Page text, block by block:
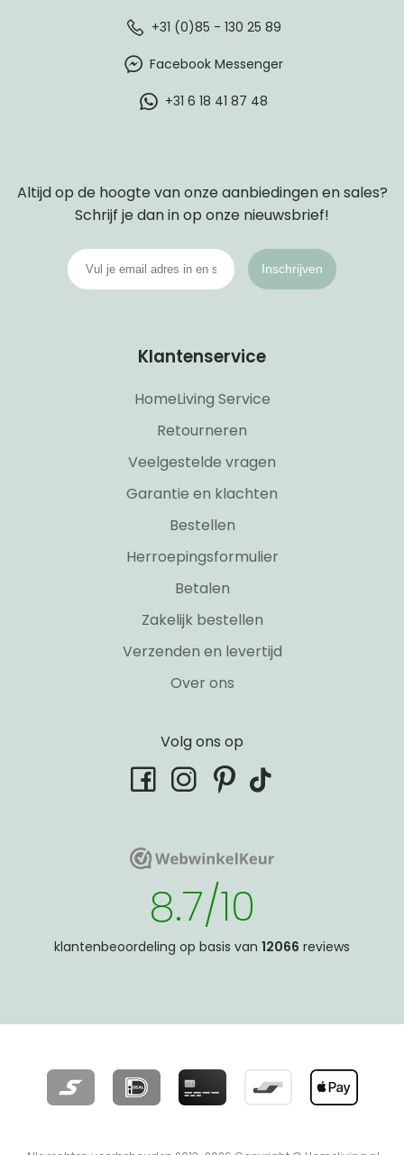
+31 (0)85 - 130 25 89
Facebook Messenger
+31 6 18 41 87 48
Altijd op de hoogte van onze aanbiedingen en sales?
Schrijf je dan in op onze nieuwsbrief!
Inschrijven
Klantenservice
HomeLiving Service
Retourneren
Veelgestelde vragen
Garantie en klachten
Bestellen
Herroepingsformulier
Betalen
Zakelijk bestellen
Verzenden en levertijd
Over ons
Volg ons op
facebookinstagram
pinterest
tiktok
WebwinkelKeurWebwinkelKeur
8.7/10
klantenbeoordeling op basis van 12066 reviews